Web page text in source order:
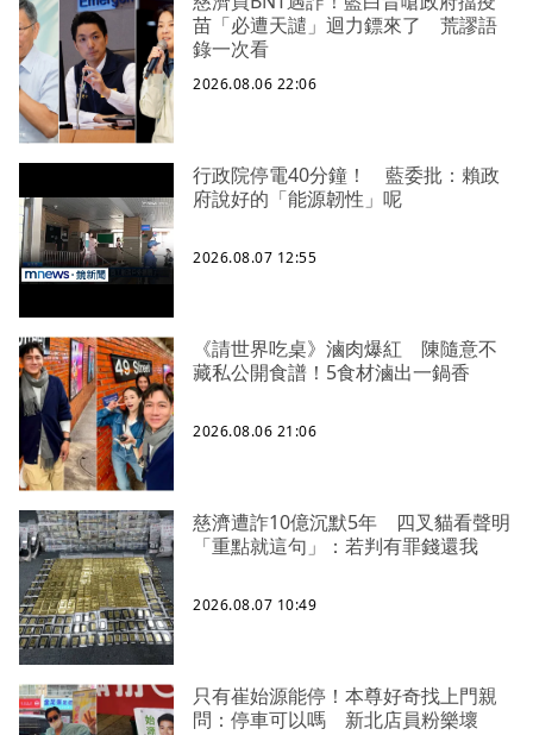
苗「必遭天譴」迴力鏢來了 荒謬語
錄一次看
2026.08.06 22:06
行政院停電40分鐘！ 藍委批：賴政
府說好的「能源韌性」呢
2026.08.07 12:55
《請世界吃桌》滷肉爆紅 陳隨意不
藏私公開食譜！5食材滷出一鍋香
2026.08.06 21:06
慈濟遭詐10億沉默5年 四叉貓看聲明
「重點就這句」：若判有罪錢還我
2026.08.07 10:49
只有崔始源能停！本尊好奇找上門親
問：停車可以嗎 新北店員粉樂壞